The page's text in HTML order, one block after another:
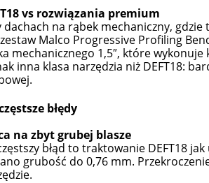
vs rozwiązania premium
dachach na rąbek mechaniczny,
Malco Progressive Profiling
mechanicznego 1,5″, które
inna klasa narzędzia niż DEFT18:
błędy
na zbyt grubej blasze
błąd to traktowanie DEFT18
grubość do 0,76 mm.